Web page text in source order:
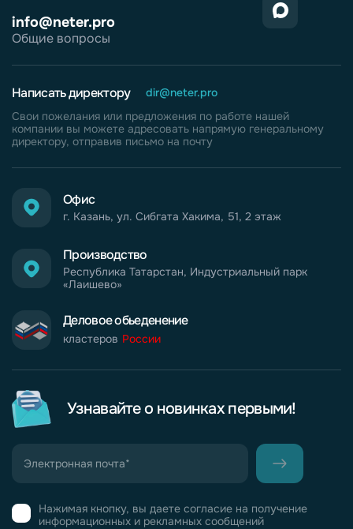
info@neter.pro
Общие вопросы
Деловое обьеденение
кластеров России
Производство
Республика Татарстан, Индустриальный парк
«Лаишево»
Офис
г. Казань, ул. Сибгата Хакима, 51, 2 этаж
Написать директору
dir@neter.pro
Свои пожелания или предложения по работе нашей
компании вы можете адресовать напрямую генеральному
директору, отправив письмо на почту
Узнавайте о новинках первыми!
Нажимая кнопку, вы даете согласие на получение
информационных и рекламных сообщений